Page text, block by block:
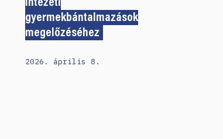
intézeti
gyermekbántalmazások
megelőzéséhez
2026. április 8.